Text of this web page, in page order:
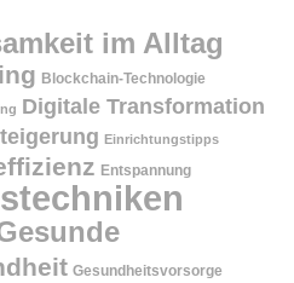
im Alltag
Blockchain-Technologie
Digitale Transformation
Einrichtungstipps
Entspannung
Gesundheitsvorsorge